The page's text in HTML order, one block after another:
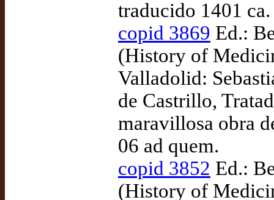
traducido 1401
copid 3869 Ed.:
(History of
Valladolid:
de Castrillo,
maravillosa obra
06 ad quem.
copid 3852 Ed.:
(History of